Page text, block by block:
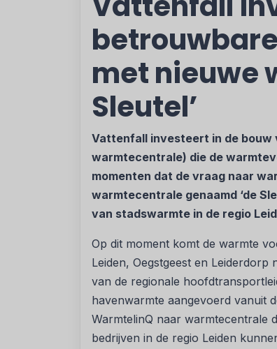
met nieuwe
Sleutel’
Vattenfall investeert in de bouw
warmtecentrale) die de
momenten dat de vraag naar
warmtecentrale genaamd ‘de
van stadswarmte in de regio
Op dit moment komt de warmte
Leiden, Oegstgeest en Leiderdorp
van de regionale
havenwarmte aangevoerd vanuit
WarmtelinQ naar warmtecentrale
bedrijven in de regio Leiden